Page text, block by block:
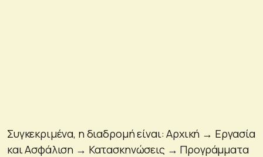
Συγκεκριμένα, η διαδρομή είναι: Αρχική → Εργασία
και Ασφάλιση → Κατασκηνώσεις → Προγράμματα